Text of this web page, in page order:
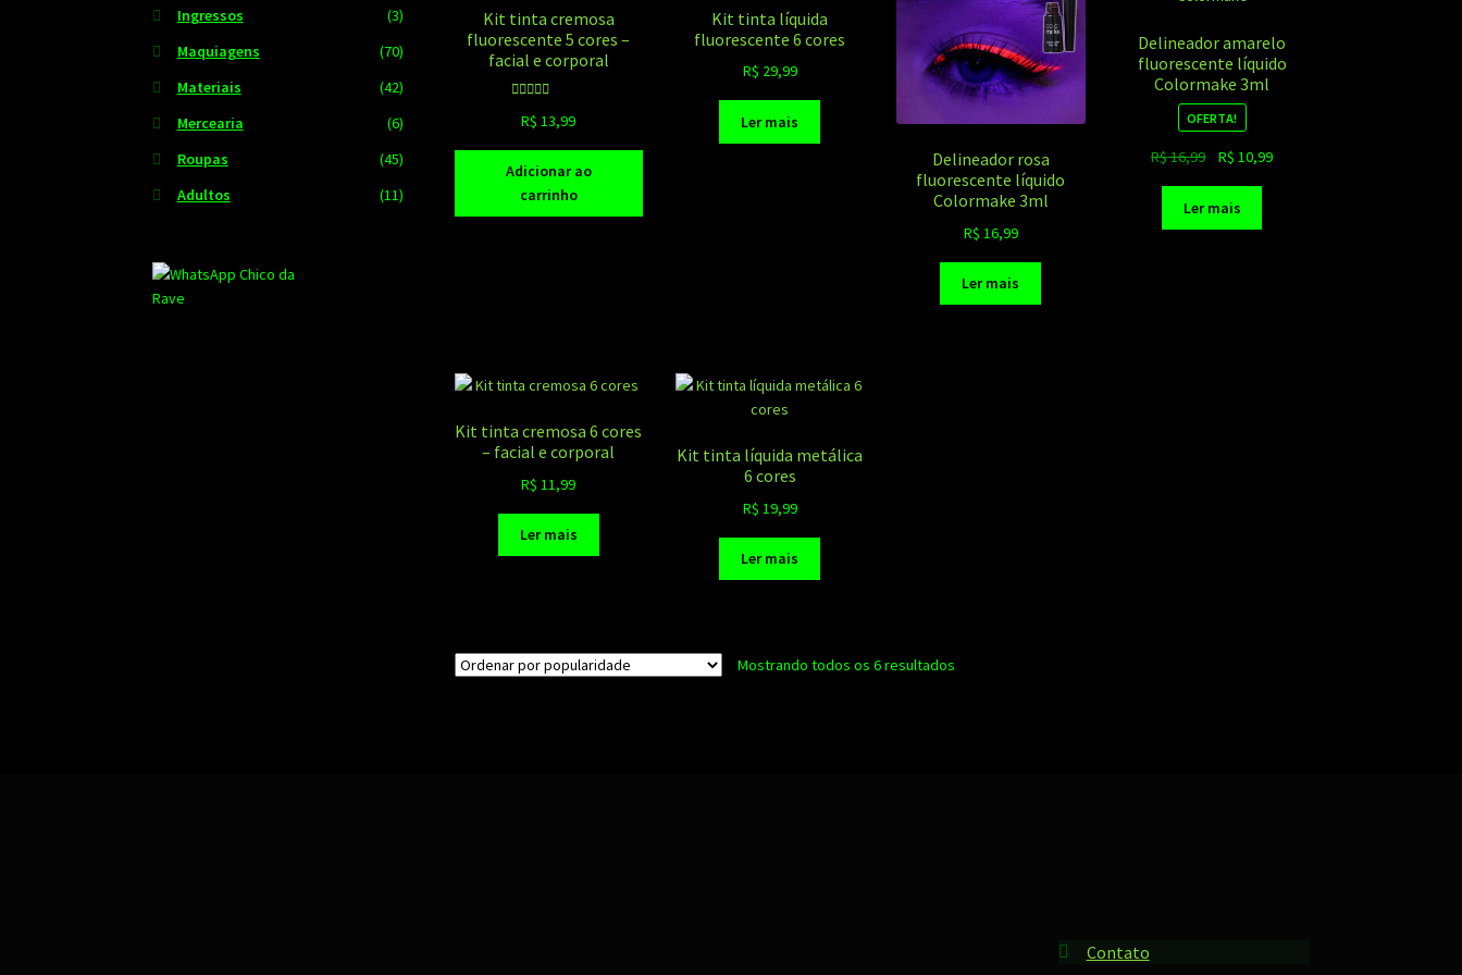
Kit tinta cremosa
fluorescente 5 cores –
facial e corporal
5.00de 5
R$ 13,99
Adicionar ao
carrinho
Kit tinta líquida
fluorescente 6 cores
R$ 29,99
Ler mais
Delineador rosa
fluorescente líquido
Colormake 3ml
R$ 16,99
Ler mais
Delineador amarelo
fluorescente líquido
Colormake 3ml
OFERTA!
R$16,99
O
original
era:
R$ 10,99O
Ler mais
Kit tinta cremosa 6 cores
– facial e corporal
R$ 11,99
Ler mais
Kit tinta líquida metálica
6 cores
R$ 19,99
Ler mais
Mostrando todos os 6 resultadosClassificado
Ingressos
(3)
Maquiagens
(70)
Materiais
(42)
Mercearia
(6)
Roupas
(45)
Adultos
(11)
Contato